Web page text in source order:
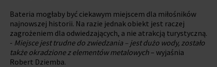
Bateria mogłaby być ciekawym miejscem dla miłośników
najnowszej historii. Na razie jednak obiekt jest raczej
zagrożeniem dla odwiedzających, a nie atrakcją turystyczną.
- Miejsce jest trudne do zwiedzania – jest dużo wody, zostało
także okradzione z elementów metalowych – wyjaśnia
Robert Dziemba.